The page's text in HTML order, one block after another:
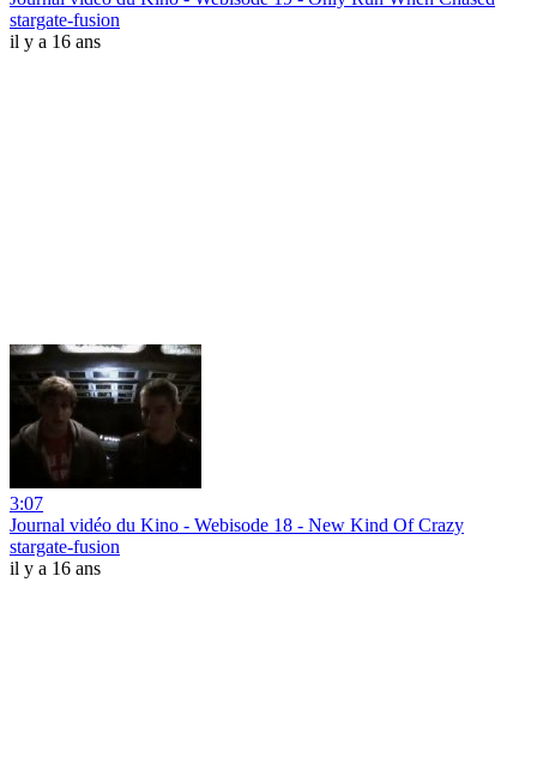
stargate-fusion
il y a 16 ans
3:07
Journal vidéo du Kino - Webisode 18 - New Kind Of Crazy
stargate-fusion
il y a 16 ans